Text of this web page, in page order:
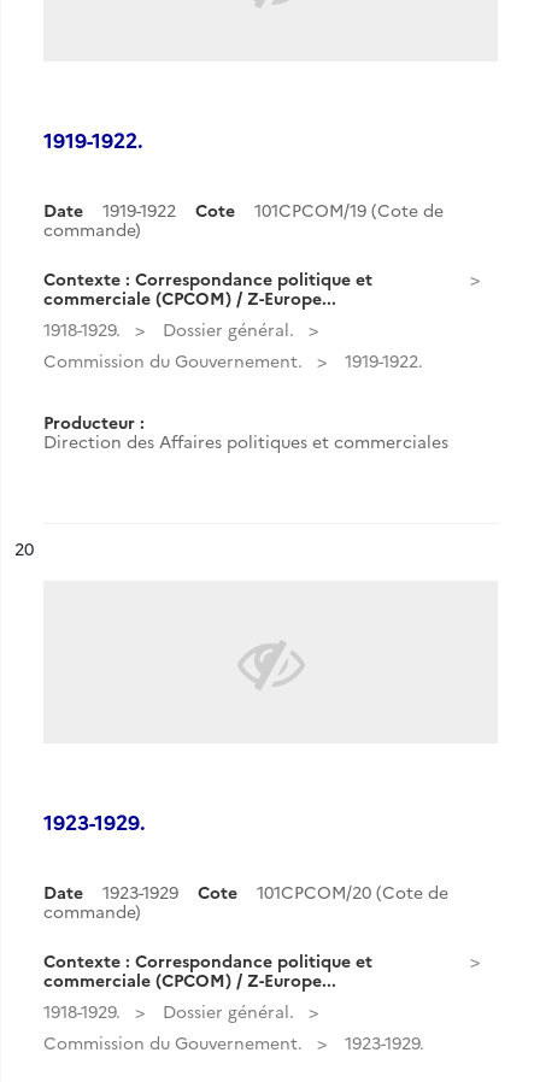
1919-1922.
Date 1919-1922 Cote
101CPCOM/19 (Cote de
commande)
Contexte : Correspondance politique et
commerciale (CPCOM) / Z-Europe...
1918-1929.
Dossier général.
Commission du Gouvernement.
1919-1922.
Producteur :
Direction des Affaires politiques et commerciales
n°
20
1923-1929.
Date 1923-1929 Cote
101CPCOM/20 (Cote de
commande)
Contexte : Correspondance politique et
commerciale (CPCOM) / Z-Europe...
1918-1929.
Dossier général.
Commission du Gouvernement.
1923-1929.